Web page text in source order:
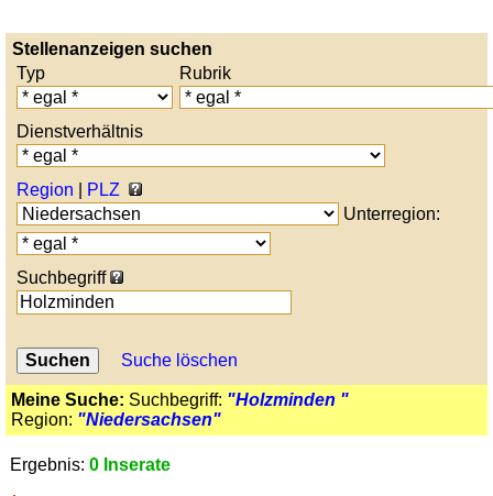
Stellenanzeigen suchen
Typ
Rubrik
Dienstverhältnis
Region
PLZ
Unterregion:
Suchbegriff
Suche löschen
Meine Suche: Suchbegriff: "Holzminden "
Region: "Niedersachsen"
Ergebnis: 0 Inserate